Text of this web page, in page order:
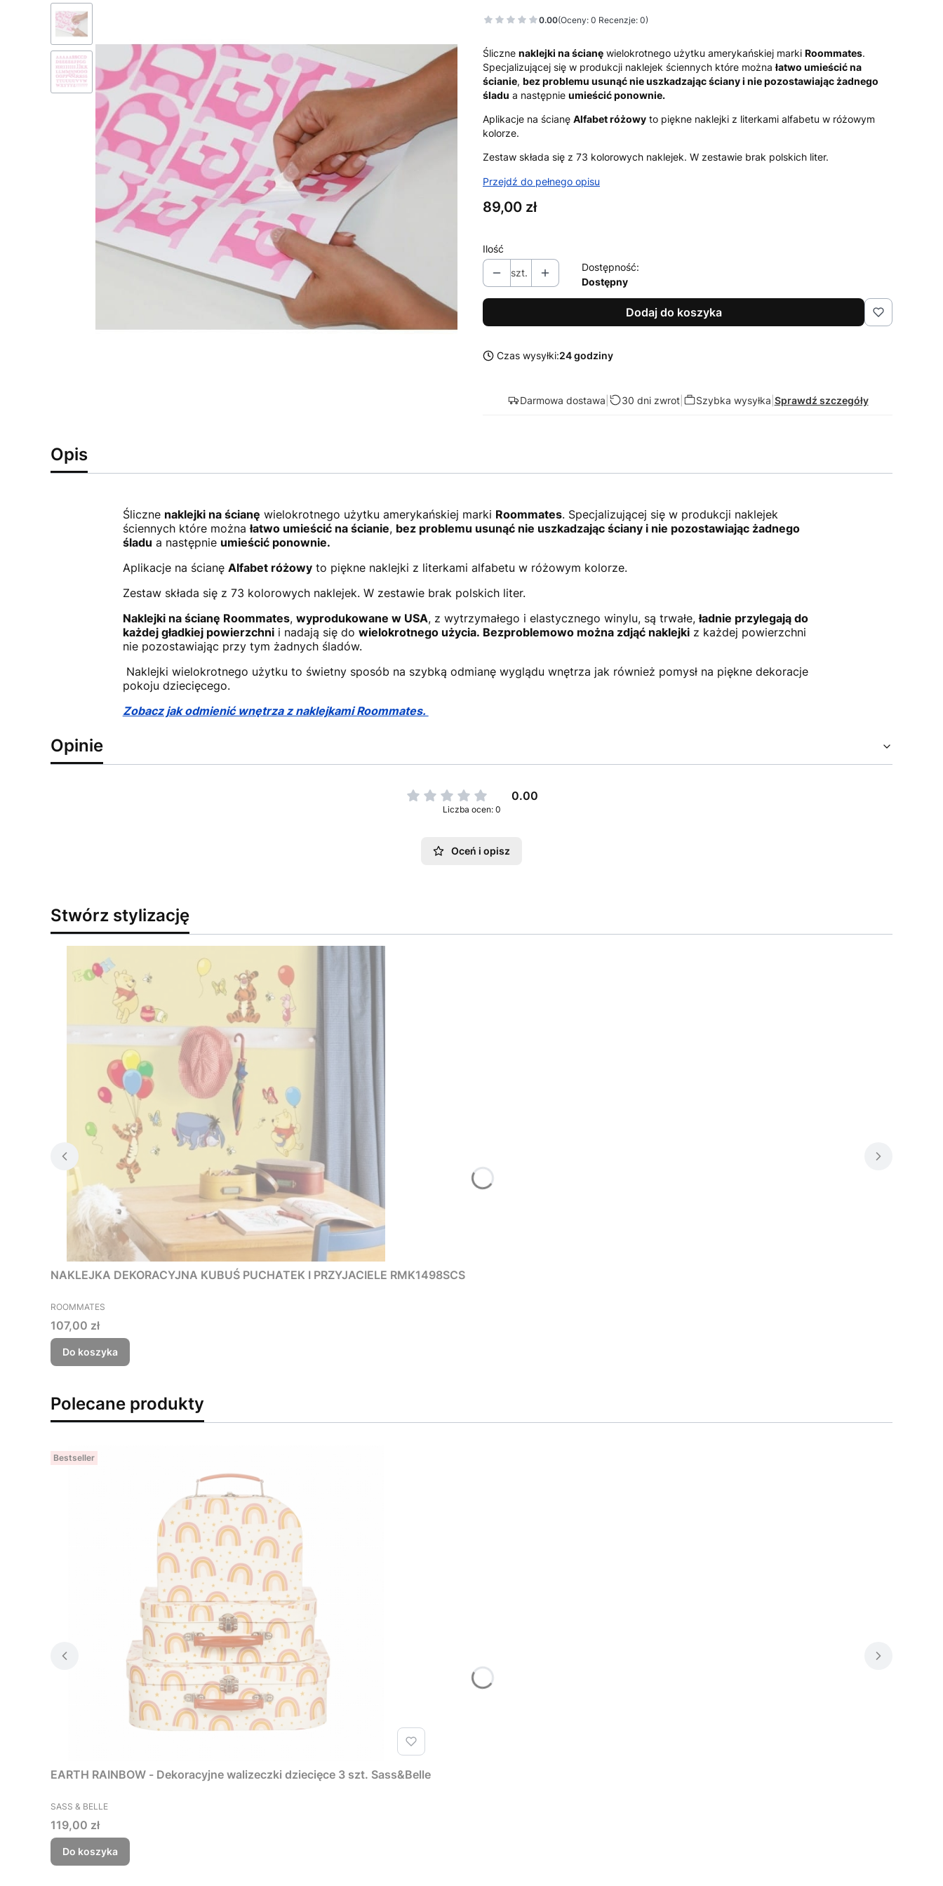
0.00(Oceny: 0 Recenzje: 0)
Śliczne naklejki na ścianę wielokrotnego użytku amerykańskiej marki Roommates.
Specjalizującej się w produkcji naklejek ściennych które można łatwo umieścić na
ścianie, bez problemu usunąć nie uszkadzając ściany i nie pozostawiając żadnego
śladu a następnie umieścić ponownie.
Aplikacje na ścianę Alfabet różowy to piękne naklejki z literkami alfabetu w różowym
kolorze.
Zestaw składa się z 73 kolorowych naklejek. W zestawie brak polskich liter.
Przejdź do pełnego opisu
Cena
89,00 zł
Ilość
szt.
Dostępność:
Dostępny
Dodaj do koszyka
Czas wysyłki:24 godziny
Darmowa dostawa 30 dni zwrot| Szybka wysyłka Sprawdź szczegóły
Opis
Śliczne naklejki na ścianę wielokrotnego użytku amerykańskiej marki Roommates. Specjalizującej się w produkcji naklejek
ściennych które możnałatwo umieścić na ścianie, bez problemu usunąć nie uszkadzając ściany i nie pozostawiając żadnego
śladu a następnie umieścić ponownie.
Aplikacje na ścianę Alfabet różowyto piękne naklejki z literkami alfabetu w różowym kolorze.
Zestaw składa się z 73 kolorowych naklejek. W zestawie brak polskich liter.
Naklejki na ścianę Roommates, wyprodukowane w USA, z wytrzymałego i elastycznego winylu, są trwałe,ładnie przylegają do
każdej gładkiej powierzchnii nadają się do wielokrotnego użycia. Bezproblemowo można zdjąć naklejkiz każdej powierzchni
nie pozostawiając przy tym żadnych śladów.
Naklejki wielokrotnego użytku to świetny sposób na szybką odmianę wyglądu wnętrza jak również pomysł na piękne dekoracje
pokoju dziecięcego.
Zobacz jak odmienić wnętrza z naklejkami Roommates.
Opinie
0.00
Liczba ocen: 0
Oceń i opisz
Stwórz stylizację
NAKLEJKA DEKORACYJNA KUBUŚ PUCHATEK I PRZYJACIELE RMK1498SCS
PRODUCENT
ROOMMATES
Cena
107,00 zł
Do koszyka
Polecane produkty
Bestseller
EARTH RAINBOW - Dekoracyjne walizeczki dziecięce 3 szt. Sass&Belle
PRODUCENT
SASS & BELLE
Cena
119,00 zł
Do koszyka